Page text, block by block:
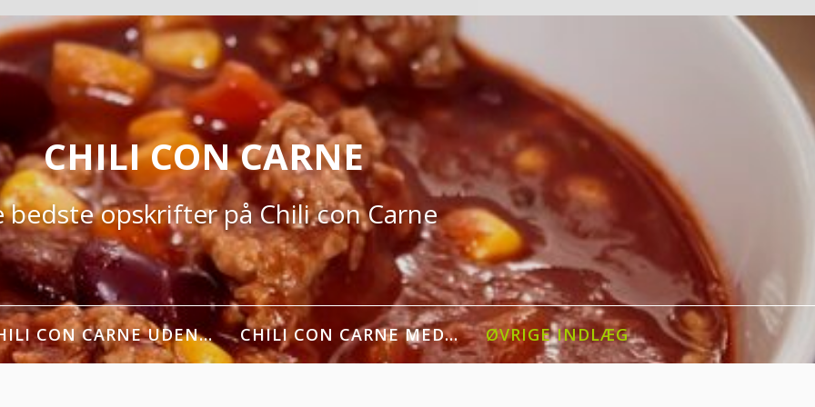
CHILI CON CARNE
bedste opskrifter på Chili con Carne
CON CARNE UDEN… CHILI CON CARNE MED… ØVRIGE INDLÆG